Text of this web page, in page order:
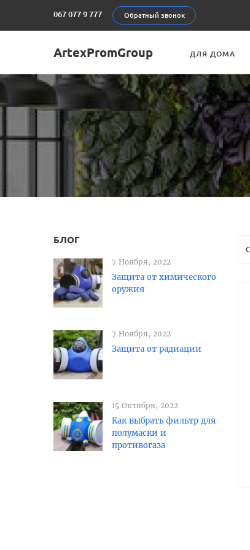
067 077 9 777 Обратный звонок
ArtexPromGroup ДЛЯ ДОМА
БЛОГ
7 Ноября, 2022
Защита от химического
оружия
7 Ноября, 2022
Защита от радиации
15 Октября, 2022
Как выбрать фильтр для
полумаски и
противогаза